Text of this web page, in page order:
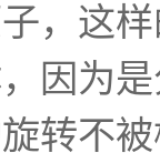
子，这
因为
转不